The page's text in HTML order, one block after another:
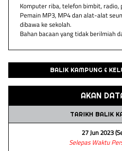
Komputer riba, telefon bimbit, radio,
Pemain MP3, MP4 dan alat-alat
dibawa ke sekolah.
Bahan bacaan yang tidak berilmiah
BALIK KAMPUNG &
AKAN
TARIKH BALIK
27 Jun 2023
Selepas Waktu